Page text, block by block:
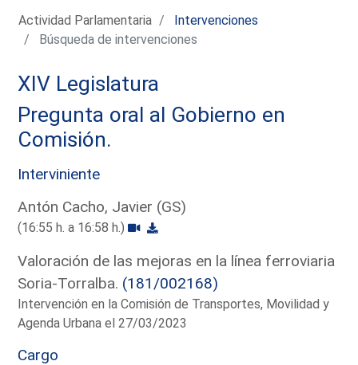
Actividad Parlamentaria
Intervenciones
Búsqueda de intervenciones
XIV Legislatura
Pregunta oral al Gobierno en
Comisión.
Interviniente
Antón Cacho, Javier (GS)
(16:55 h. a 16:58 h.)
Valoración de las mejoras en la línea ferroviaria
Soria-Torralba. (181/002168)
Intervención en la Comisión de Transportes, Movilidad y
Agenda Urbana el 27/03/2023
Cargo